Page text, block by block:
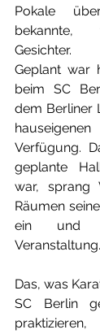
Pokale
bekannte,
Gesichter.
Geplant war
beim SC
dem Berliner
Verfügung.
geplante
war, sprang
Räumen
ein und
Veranstaltung.
Das, was
SC Berlin